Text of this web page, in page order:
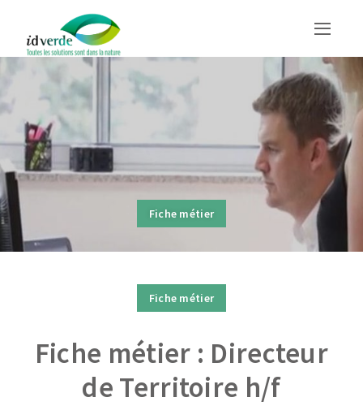
Fiche métier
Fiche métier
Fiche métier : Directeur
de Territoire h/f